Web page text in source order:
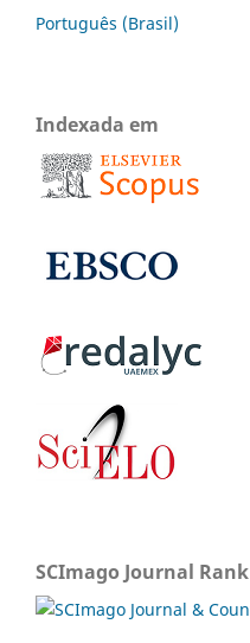
Português (Brasil)
Indexada em
SCImago Journal Rank